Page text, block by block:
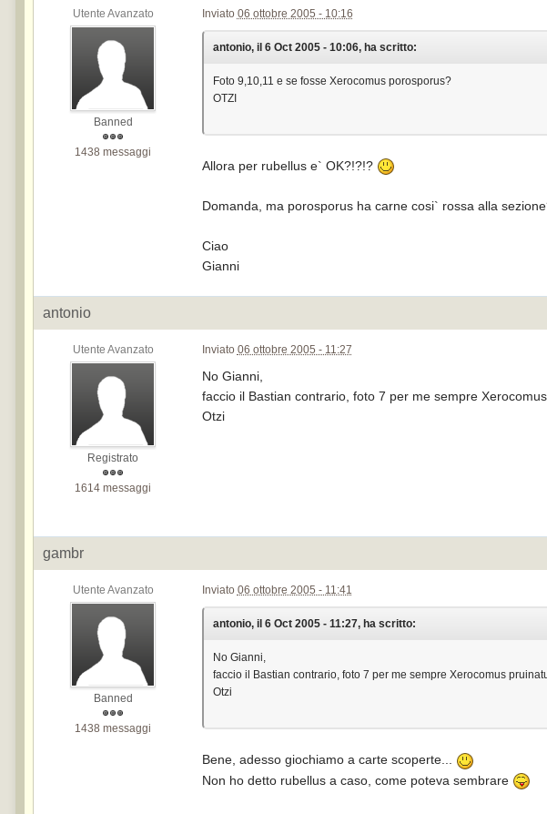
Utente Avanzato
Banned
1438 messaggi
Inviato 06 ottobre 2005 - 10:16
antonio, il 6 Oct 2005 - 10:06, ha scritto:
Foto 9,10,11 e se fosse Xerocomus porosporus?
OTZI
Allora per rubellus e` OK?!?!?
Domanda, ma porosporus ha carne cosi` rossa alla
Ciao
Gianni
antonio
Utente Avanzato
Registrato
1614 messaggi
Inviato 06 ottobre 2005 - 11:27
No Gianni,
faccio il Bastian contrario, foto 7 per me sempre
Otzi
gambr
Utente Avanzato
Banned
1438 messaggi
Inviato 06 ottobre 2005 - 11:41
antonio, il 6 Oct 2005 - 11:27, ha scritto:
No Gianni,
faccio il Bastian contrario, foto 7 per me sempre Xerocomus
Otzi
Bene, adesso giochiamo a carte scoperte...
Non ho detto rubellus a caso, come poteva sembrare